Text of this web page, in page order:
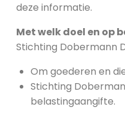
deze informatie.
Met welk doel en op
Stichting Dobermann
Om goederen en
Stichting
belastingaangifte.